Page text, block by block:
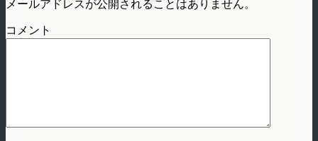
メールアドレスが公開されることはありません。
コメント